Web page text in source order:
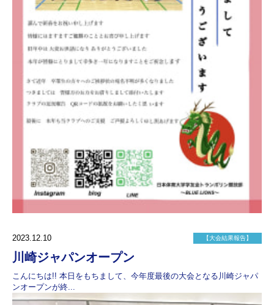
2023.12.10 【大会結果報告】
川崎ジャパンオープン
こんにちは!! 本日をもちまして、今年度最後の大会となる川崎ジャパ
ンオープンが終...